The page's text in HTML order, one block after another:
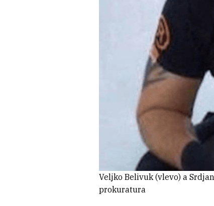
Veljko Belivuk (vlevo) a
prokuratura